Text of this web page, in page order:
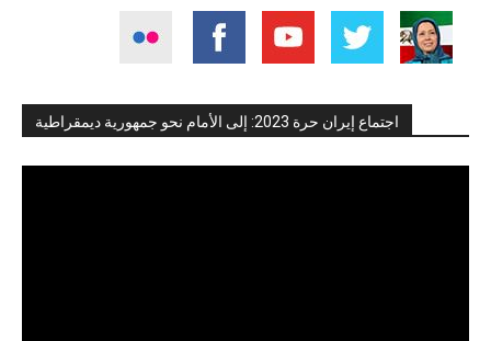
اجتماع إيران حرة 2023: إلى الأمام نحو جمهورية ديمقراطية